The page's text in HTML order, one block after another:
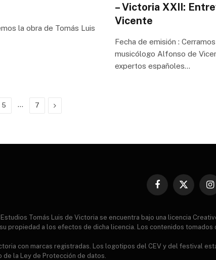
la obra de Tomás Luis
– Victoria XXII:
Vicente
Fecha de emisión :
musicólogo Alfonso de
expertos españoles…
5 … 7 Next
Facebook
X
Tomás Luis de Victoria se encuentra bajo una licencia
propiedad a los efectos de dicha licencia. Los contenidos
con marcas registradas. Los logotipos del CEV y del festival
la Ley de Protección de datos.